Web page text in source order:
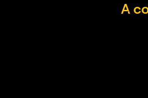
A